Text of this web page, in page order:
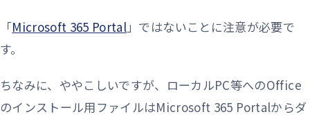
「Microsoft 365 Portal」ではないことに注意が必要で
す。
ちなみに、ややこしいですが、ローカルPC等へのOffice
のインストール用ファイルはMicrosoft 365 Portalからダ